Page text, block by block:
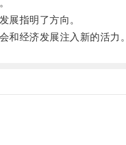
指明了方向。
经济发展注入新的活力。